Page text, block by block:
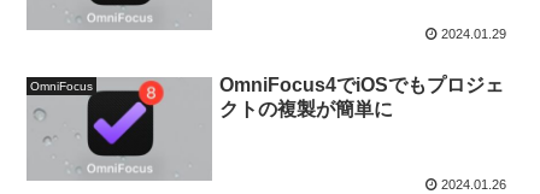
2024.01.29
OmniFocus
OmniFocus4でiOSでもプロジェ
クトの複製が簡単に
2024.01.26